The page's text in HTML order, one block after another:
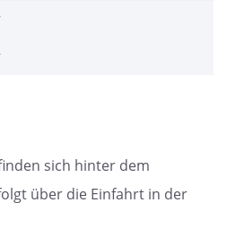
sich hinter dem
über die Einfahrt in der